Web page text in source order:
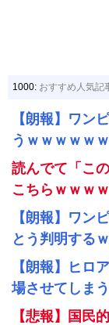
1000: おすすめ人気記
【朗報】ワン
うｗｗｗｗｗ
読んでて「こ
こちらｗｗｗ
【朗報】ワン
とう判明する
【朗報】ヒロ
場させてしま
【悲報】国民